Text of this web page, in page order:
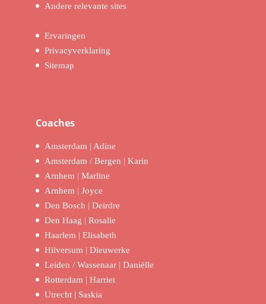
Andere relevante sites
Ervaringen
Privacyverklaring
Sitemap
Coaches
Amsterdam | Adine
Amsterdam / Bergen | Karin
Arnhem | Marline
Arnhem | Joyce
Den Bosch | Deirdre
Den Haag | Rosalie
Haarlem | Elisabeth
Hilversum | Dieuwerke
Leiden / Wassenaar | Daniëlle
Rotterdam | Harriet
Utrecht | Saskia